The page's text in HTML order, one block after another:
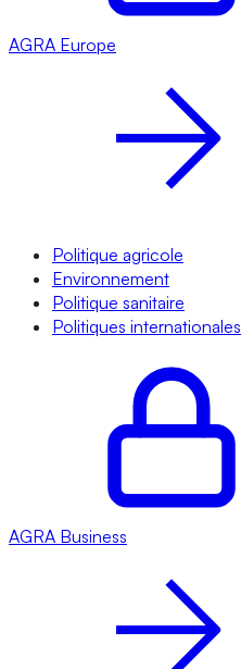
AGRA Europe
Politique agricole
Environnement
Politique sanitaire
Politiques internationales
AGRA Business